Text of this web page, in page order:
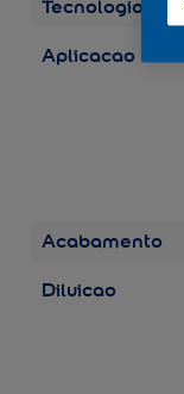
Aplicacao
Acabamento
Diluicao